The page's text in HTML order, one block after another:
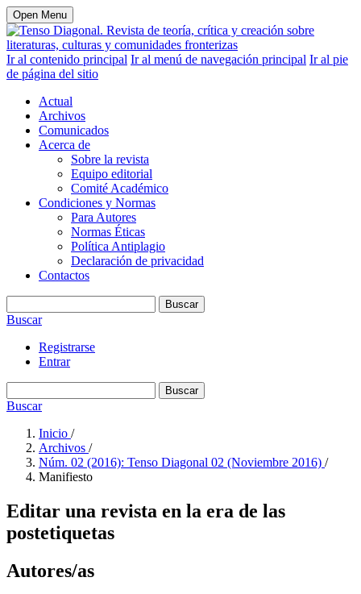
Open Menu
Ir al contenido principal Ir al menú de navegación principal Ir al pie
de página del sitio
Actual
Archivos
Comunicados
Acerca de
Sobre la revista
Equipo editorial
Comité Académico
Condiciones y Normas
Para Autores
Normas Éticas
Política Antiplagio
Declaración de privacidad
Contactos
Buscar
Buscar
Registrarse
Entrar
Buscar
Buscar
Inicio /
Archivos /
Núm. 02 (2016): Tenso Diagonal 02 (Noviembre 2016) /
Manifiesto
Editar una revista en la era de las
postetiquetas
Autores/as